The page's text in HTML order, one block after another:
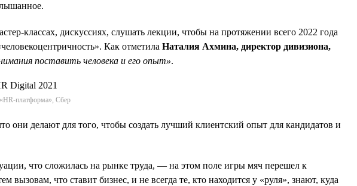
классах, дискуссиях, слушать лекции, чтобы на протяжении всего 2022 года
Как отметила Наталия Ахмина, директор дивизиона,
поставить человека и его опыт».
платформа», Сбер
они делают для того, чтобы создать лучший клиентский опыт для кандидатов и
что сложилась на рынке труда, — на этом поле игры мяч перешел к
что ставит бизнес, и не всегда те, кто находится у «руля», знают, куда